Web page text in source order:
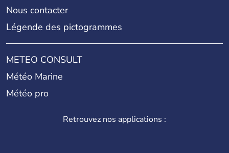
Nous contacter
Légende des pictogrammes
METEO CONSULT
Météo Marine
Météo pro
Retrouvez nos applications :